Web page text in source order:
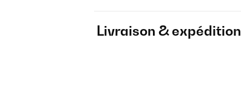
Livraison & expédition